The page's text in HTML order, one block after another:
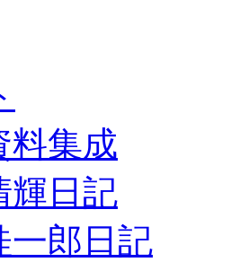
料集成
輝日記
一郎日記